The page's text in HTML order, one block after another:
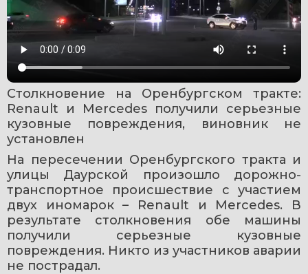
Столкновение на Оренбургском тракте:
Renault и Mercedes получили серьезные
кузовные повреждения, виновник не
установлен
На пересечении Оренбургского тракта и
улицы Даурской произошло дорожно-
транспортное происшествие с участием
двух иномарок – Renault и Mercedes. В
результате столкновения обе машины
получили серьезные кузовные
повреждения. Никто из участников аварии
не пострадал.